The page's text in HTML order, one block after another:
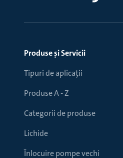
Produse ṣi Servicii
Tipuri de aplicații
Produse A - Z
Categorii de produse
Lichide
Înlocuire pompe vechi